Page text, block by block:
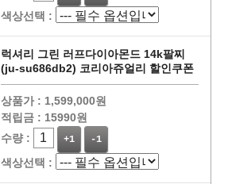
색상선택 :
럭셔리 그린 러프다이아몬드 14k팔찌
(ju-su686db2) 코리아쥬얼리 할인쿠폰
상품가 : 1,599,000원
적립금 : 15990원
수량 :
+1 -1
색상선택 :